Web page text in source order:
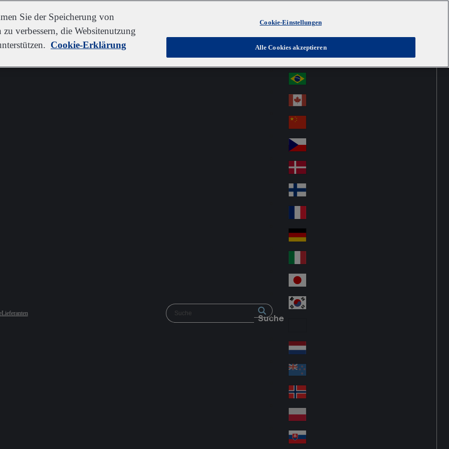
Lieferanten Suche
Austria
Au
str
ali
a
Au
stri
a
Österreich
Br
azi
l
Ca
na
da
Ch
ina
Cz
ec
h
De
nm
ark
Fin
d
Fra
nc
e
Ge
an
y
Ital
y
Jap
an
Lat
in
A
me
ric
a
Ne
the
rla
nd
s
Ne
w
Ze
ala
nd
No
rw
ay
Pol
an
Sie der Speicherung von
verbessern, die Websitenutzung
Cookie-Erklärung
Cookie-Einstellungen
Alle Cookies akzeptieren